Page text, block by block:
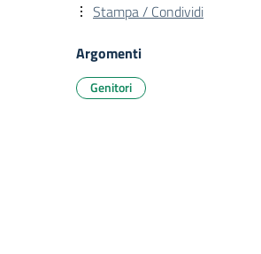
Stampa / Condividi
Argomenti
Genitori